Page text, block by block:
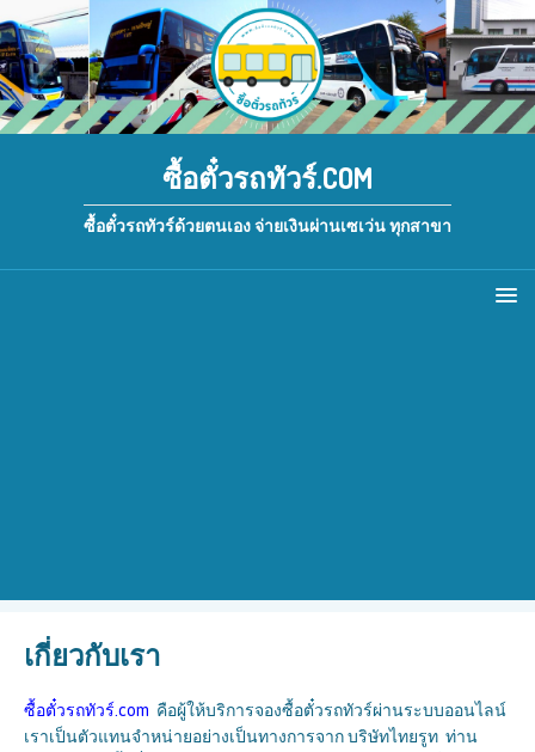
ซื้อตั๋วรถทัวร์.COM
ซื้อตั๋วรถทัวร์ด้วยตนเอง จ่ายเงินผ่านเซเว่น ทุกสาขา
เกี่ยวกับเรา
ซื้อตั๋วรถทัวร์.com คือผู้ให้บริการจองซื้อตั๋วรถทัวร์ผ่านระบบออนไลน์
เราเป็นตัวแทนจำหน่ายอย่างเป็นทางการจาก บริษัทไทยรูท ท่าน